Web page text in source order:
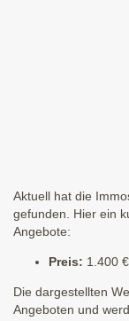
Aktuell hat die
gefunden. Hier ein
Angebote:
Preis: 1.400 €
Die dargestellten
Angeboten und